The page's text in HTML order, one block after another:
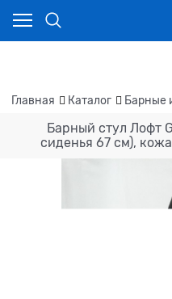
Главная Каталог Барные
Барный стул Лофт
сиденья 67 см),